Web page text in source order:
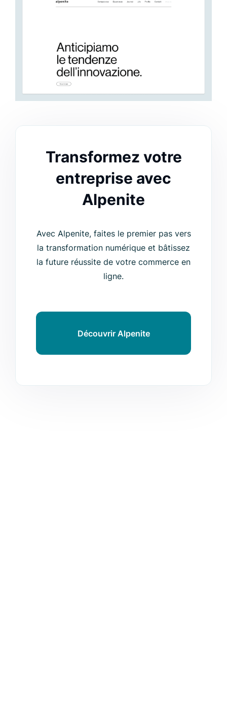
Transformez votre
entreprise avec
Alpenite
Avec Alpenite, faites le premier pas vers
la transformation numérique et bâtissez
la future réussite de votre commerce en
ligne.
Découvrir Alpenite